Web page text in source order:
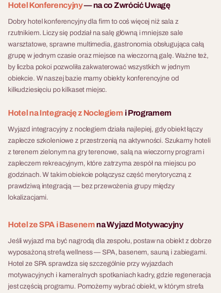
Hotel Konferencyjny— na co Zwrócić Uwagę
Dobry hotel konferencyjny dla firm to coś więcej niż sala z
rzutnikiem. Liczy się podział na salę główną i mniejsze sale
warsztatowe, sprawne multimedia, gastronomia obsługująca całą
grupę w jednym czasie oraz miejsce na wieczorną galę. Ważne też,
by liczba pokoi pozwoliła zakwaterować wszystkich w jednym
obiekcie. W naszej bazie mamy obiekty konferencyjne od
kilkudziesięciu po kilkaset miejsc.
Hotel na Integrację z Noclegiem i Programem
Wyjazd integracyjny z noclegiem działa najlepiej, gdy obiekt łączy
zaplecze szkoleniowe z przestrzenią na aktywności. Szukamy hoteli
z terenem zielonym na gry terenowe, salą na wieczorny program i
zapleczem rekreacyjnym, które zatrzyma zespół na miejscu po
godzinach. W takim obiekcie połączysz część merytoryczną z
prawdziwą integracją — bez przewożenia grupy między
lokalizacjami.
Hotel ze SPA i Basenem na Wyjazd Motywacyjny
Jeśli wyjazd ma być nagrodą dla zespołu, postaw na obiekt z dobrze
wyposażoną strefą wellness — SPA, basenem, sauną i zabiegami.
Hotel ze SPA sprawdza się szczególnie przy wyjazdach
motywacyjnych i kameralnych spotkaniach kadry, gdzie regeneracja
jest częścią programu. Pomożemy wybrać obiekt, w którym strefa